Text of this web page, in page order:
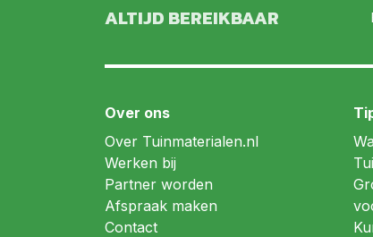
ALTIJD BEREIKBAAR
Over ons
Over Tuinmaterialen.nl
Werken bij
Partner worden
Afspraak maken
Contact